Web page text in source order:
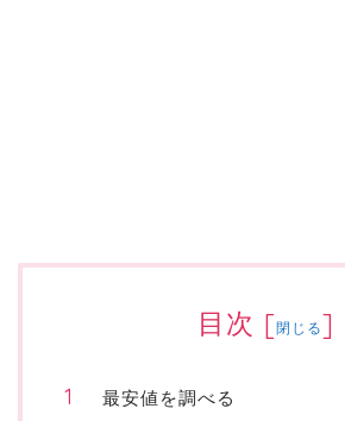
目次 [閉じる]
最安値を調べる